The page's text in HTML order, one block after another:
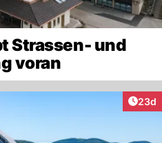
Strassen- und
voran
23d